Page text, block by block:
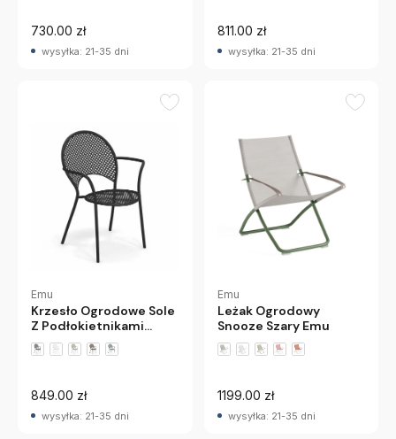
730.00 zł
wysyłka: 21-35 dni
811.00 zł
wysyłka: 21-35 dni
Emu
Krzesło Ogrodowe Sole
Z Podłokietnikami
Czarne Emu
849.00 zł
wysyłka: 21-35 dni
Emu
Leżak Ogrodowy
Snooze Szary Emu
1199.00 zł
wysyłka: 21-35 dni